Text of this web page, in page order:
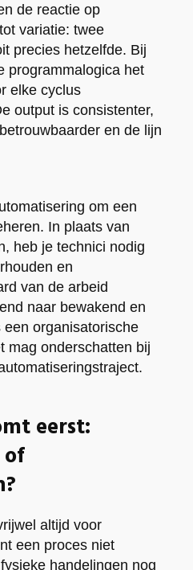
de reactie op
variatie: twee
precies hetzelfde. Bij
programmalogica het
elke cyclus
output is consistenter,
en de lijn
om een
In plaats van
heb je technici nodig
en
van de arbeid
naar bewakend en
organisatorische
mag onderschatten bij
eerst:
of
altijd voor
een proces niet
handelingen nog